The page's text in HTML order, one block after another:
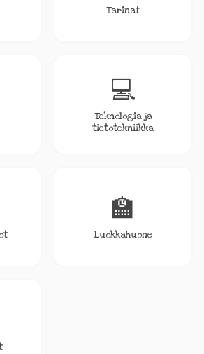
Tarinat
💻
Teknologia ja
tietotekniikka
🏫
Luokkahuone